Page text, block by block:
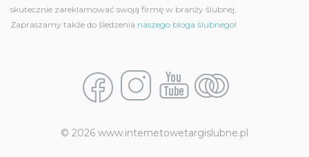
skutecznie zareklamować swoją firmę w branży ślubnej.
Zapraszamy także do śledzenia naszego bloga ślubnego!
© 2026 www.internetowetargislubne.pl